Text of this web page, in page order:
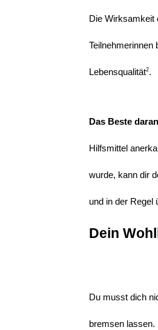
Die Wirksamkeit
Teilnehmerinnen
Lebensqualität2.
Das Beste
Hilfsmittel
wurde, kann dir
und in der Regel
Dein
Du musst dich
bremsen